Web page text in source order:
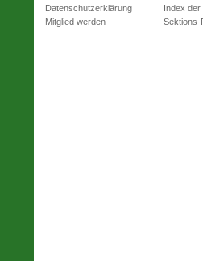
Datenschutzerklärung
Mitglied werden
Index der
Sektions-